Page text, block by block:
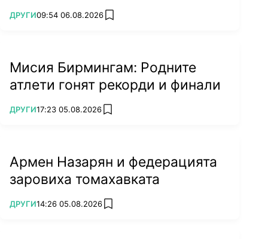
ПОВЕЧЕ ОТ
ДРУГИ09:54 06.08.2026 add favorites
Мисия Бирмингам: Родните
атлети гонят рекорди и финали
ПОВЕЧЕ ОТ
ДРУГИ17:23 05.08.2026 add favorites
Армен Назарян и федерацията
заровиха томахавката
ПОВЕЧЕ ОТ
ДРУГИ14:26 05.08.2026 add favorites